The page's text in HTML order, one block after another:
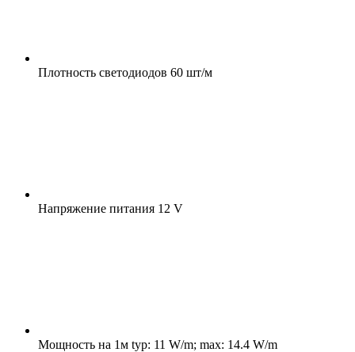
Плотность светодиодов 60 шт/м
Напряжение питания 12 V
Мощность на 1м typ: 11 W/m; max: 14.4 W/m